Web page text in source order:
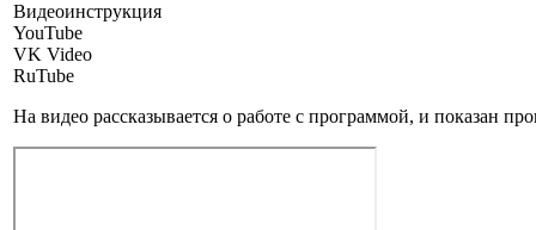
Видеоинструкция
YouTube
VK Video
RuTube
На видео рассказывается о работе с программой, и показан